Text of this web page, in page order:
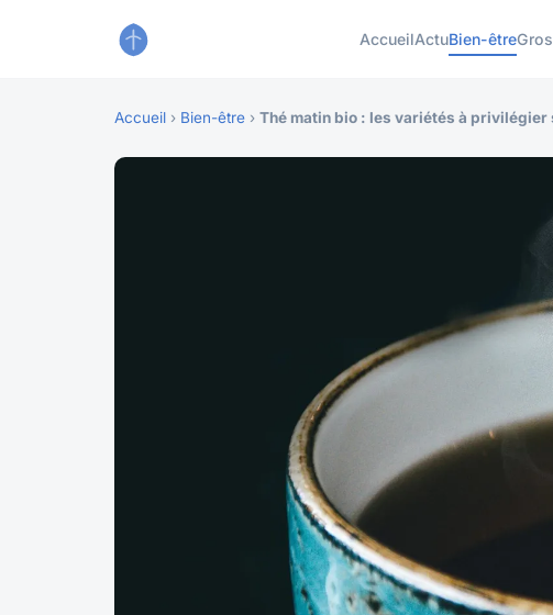
AccueilActuBien-être
Accueil › Bien-être › Thé matin bio : les variétés à